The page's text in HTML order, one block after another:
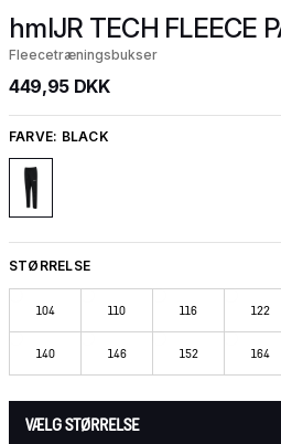
hmlJR TECH FLEECE
Fleecetræningsbukser
449,95 DKK
FARVE: BLACK
STØRRELSE
104 110 116 122
140 146 152 164
VÆLG STØRRELSE